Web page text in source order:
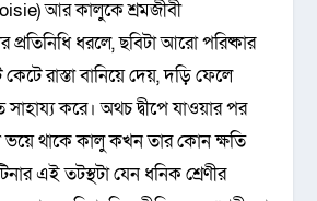
আর কালুকে শ্রমজীবী
প্রতিনিধি ধরলে, ছবিটা আরো পরিষ্কার
রাস্তা বানিয়ে দেয়, দড়ি ফেলে
করে। অথচ দ্বীপে যাওয়ার পর
ভয়ে থাকে কালু কখন তার কোন ক্ষতি
এই তটস্থটা যেন ধনিক শ্রেণীর